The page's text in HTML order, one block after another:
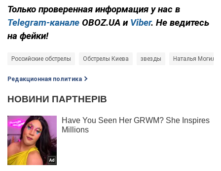
Только проверенная информация у нас в
Telegram-канале OBOZ.UA и Viber. Не ведитесь
на фейки!
Российские обстрелы Обстрелы Киева звезды Наталья
Редакционная политика